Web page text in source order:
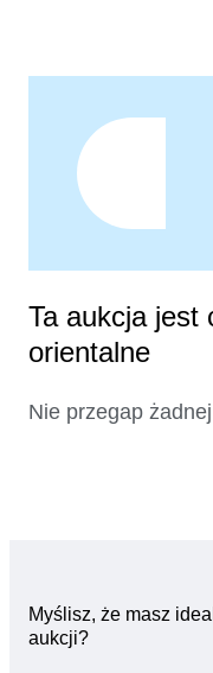
Ta aukcja jest
orientalne
Nie przegap
Myślisz, że masz
aukcji?